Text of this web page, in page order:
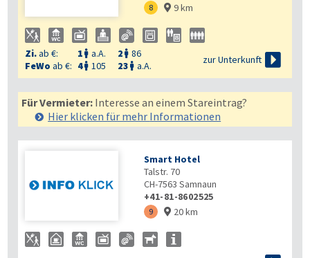
8  9 km
Zi.ab €: 1  a.A. 2  86
FeWo ab €: 4 105 23  a.A.
zur Unterkunft 
Für Vermieter: Interesse an einem Stareintrag?
Hier klicken für mehr Informationen
Smart Hotel
Talstr. 70
CH-7563 Samnaun
+41-81-8602525
9  20 km